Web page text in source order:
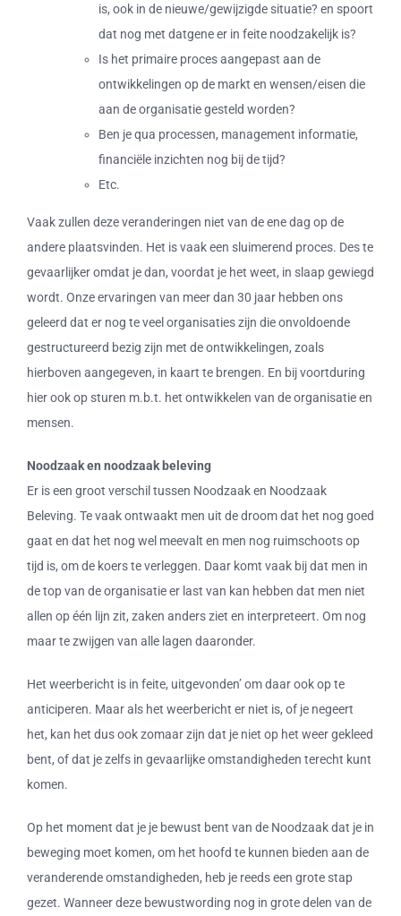
is, ook in de nieuwe/gewijzigde situatie? en spoort
dat nog met datgene er in feite noodzakelijk is?
Is het primaire proces aangepast aan de
ontwikkelingen op de markt en wensen/eisen die
aan de organisatie gesteld worden?
Ben je qua processen, management informatie,
financiële inzichten nog bij de tijd?
Etc.
Vaak zullen deze veranderingen niet van de ene dag op de
andere plaatsvinden. Het is vaak een sluimerend proces. Des te
gevaarlijker omdat je dan, voordat je het weet, in slaap gewiegd
wordt. Onze ervaringen van meer dan 30 jaar hebben ons
geleerd dat er nog te veel organisaties zijn die onvoldoende
gestructureerd bezig zijn met de ontwikkelingen, zoals
hierboven aangegeven, in kaart te brengen. En bij voortduring
hier ook op sturen m.b.t. het ontwikkelen van de organisatie en
mensen.
Noodzaak en noodzaak beleving
Er is een groot verschil tussen Noodzaak en Noodzaak
Beleving. Te vaak ontwaakt men uit de droom dat het nog goed
gaat en dat het nog wel meevalt en men nog ruimschoots op
tijd is, om de koers te verleggen. Daar komt vaak bij dat men in
de top van de organisatie er last van kan hebben dat men niet
allen op één lijn zit, zaken anders ziet en interpreteert. Om nog
maar te zwijgen van alle lagen daaronder.
Het weerbericht is in feite, uitgevonden’ om daar ook op te
anticiperen. Maar als het weerbericht er niet is, of je negeert
het, kan het dus ook zomaar zijn dat je niet op het weer gekleed
bent, of dat je zelfs in gevaarlijke omstandigheden terecht kunt
komen.
Op het moment dat je je bewust bent van de Noodzaak dat je in
beweging moet komen, om het hoofd te kunnen bieden aan de
veranderende omstandigheden, heb je reeds een grote stap
gezet. Wanneer deze bewustwording nog in grote delen van de